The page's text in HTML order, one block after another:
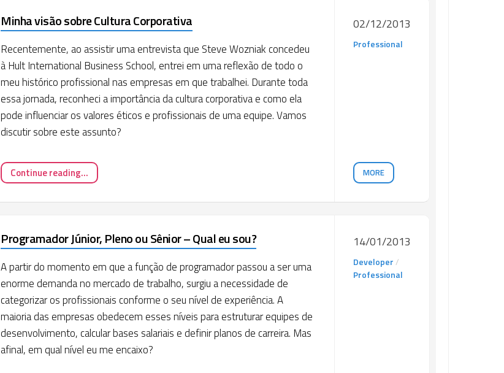
Minha visão sobre Cultura Corporativa
Recentemente, ao assistir uma entrevista que Steve Wozniak concedeu
à Hult International Business School, entrei em uma reflexão de todo o
meu histórico profissional nas empresas em que trabalhei. Durante toda
essa jornada, reconheci a importância da cultura corporativa e como ela
pode influenciar os valores éticos e profissionais de uma equipe. Vamos
discutir sobre este assunto?
Continue reading...
02/12/2013
Professional
MORE
Programador Júnior, Pleno ou Sênior – Qual eu sou?
A partir do momento em que a função de programador passou a ser uma
enorme demanda no mercado de trabalho, surgiu a necessidade de
categorizar os profissionais conforme o seu nível de experiência. A
maioria das empresas obedecem esses níveis para estruturar equipes de
desenvolvimento, calcular bases salariais e definir planos de carreira. Mas
afinal, em qual nível eu me encaixo?
14/01/2013
Developer/
Professional